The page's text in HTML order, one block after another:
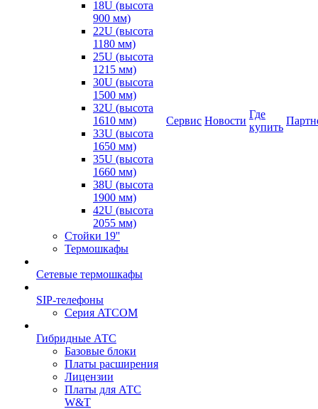
18U (высота
900 мм)
22U (высота
1180 мм)
25U (высота
1215 мм)
30U (высота
1500 мм)
32U (высота
1610 мм)
33U (высота
1650 мм)
35U (высота
1660 мм)
38U (высота
1900 мм)
42U (высота
2055 мм)
Стойки 19''
Термошкафы
Сетевые термошкафы
SIP-телефоны
Серия ATCOM
Гибридные АТС
Базовые блоки
Платы расширения
Лицензии
Платы для АТС
W&T
Сервис Новости
Где
купить